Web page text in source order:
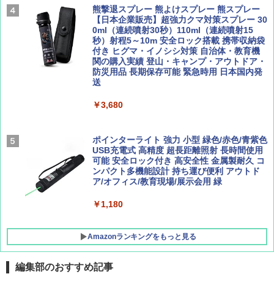
￥1,540
AIRLINE（エアライン）2026年9月号【特
集】ボーイング110周年を祝して！
￥1,760
ァキア 2026～2027 地球の歩き方A ヨーロッ
パ
￥2,277
新しい日本地理 地図・統計・移動から読み
解く (講談社現代新書)
￥1,540
￥5,999
[キャンパーズコレクション 山善] 傘みたいに
広げるだけ パッとサッとテント ブラックコ
ーティング フルクローズ メッシュ 3-4人用
簡単設置 ポップアップテント エクルベージ
ュ(BC仕様) PATC-150B(EB)
￥9,990
[キャンパーズコレクション 山善] 傘みたいに
広げるだけ パッとサッとテント キューブ ブ
ラックコーティング フルクローズ メッシュ 3
人用 簡単設置 ポップアップテント PATC-15
0B エクルベージュ
￥10,990
熊撃退スプレー 熊よけスプレー 熊スプレー
【日本企業販売】超強力クマ対策スプレー 30
0ml（連続噴射30秒）110ml（連続噴射15
秒）射程5～10m 安全ロック搭載 携帯収納袋
付き ヒグマ・イノシシ対策 自治体・教育機
関の購入実績 登山・キャンプ・アウトドア・
防災用品 長期保存可能 緊急時用 日本国内発
送
￥3,680
ポインターライト 強力 小型 緑色/赤色/青紫色
USB充電式 高精度 超長距離照射 長時間使用
可能 安全ロック付き 高安全性 金属製耐久 コ
ンパクト多機能設計 持ち運び便利 アウトド
ア/オフィス/教育現場/展示会用 緑
￥1,180
Amazonランキングをもっと見る
編集部のおすすめ記事